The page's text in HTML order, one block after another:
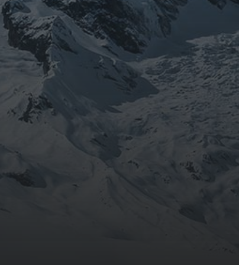
août 2024
CATÉGORIES
Conférences
conférences échecs
Echecs et Entreprise
Non classé
Personnages illustres inconnus